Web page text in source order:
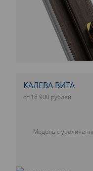
КАЛЕВА ВИТА
от 18 900 рублей
Модель с